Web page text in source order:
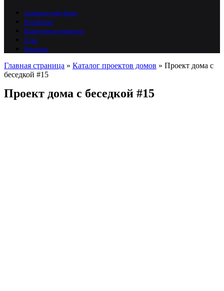
Архитектурное бюро
Портфолио
Калькулятор стоимости
О нас
Контакты
Главная страница » Каталог проектов домов » Проект дома с
беседкой #15
Проект дома с беседкой #15